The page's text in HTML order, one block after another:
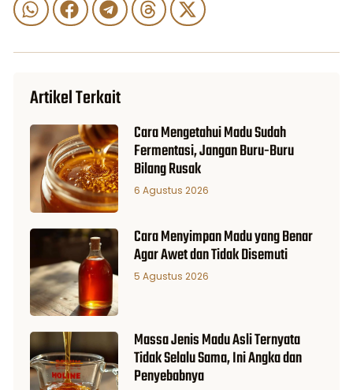
Artikel Terkait
Cara Mengetahui Madu Sudah
Fermentasi, Jangan Buru-Buru
Bilang Rusak
6 Agustus 2026
Cara Menyimpan Madu yang Benar
Agar Awet dan Tidak Disemuti
5 Agustus 2026
Massa Jenis Madu Asli Ternyata
Tidak Selalu Sama, Ini Angka dan
Penyebabnya